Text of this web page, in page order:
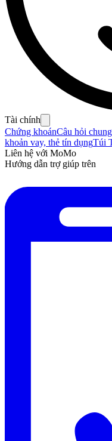
Tài chính
Chứng khoánCâu hỏi
khoản vay, thẻ tín dụngTúi
Liên hệ với MoMo
Hướng dẫn trợ giúp trên